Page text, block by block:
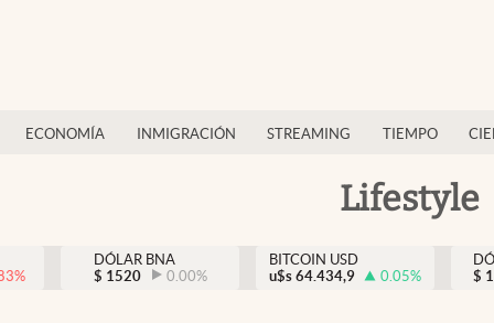
ECONOMÍA INMIGRACIÓN STREAMING TIEMPO
Lifestyle
%
DÓLAR BNA
$ 1520 0.00%
BITCOIN USD
u$s 64.434,9 0.05%
$